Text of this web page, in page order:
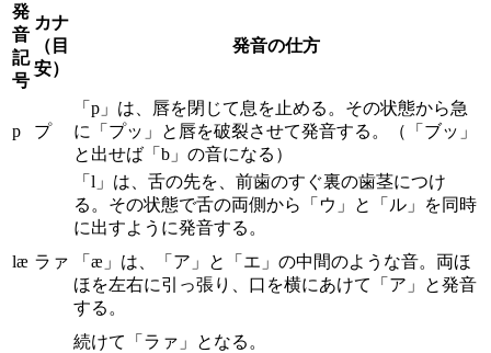
発
音
記
号
カナ
（目
安）
発音の仕方
p プ
「p」は、唇を閉じて息を止める。その状態から急
に「プッ」と唇を破裂させて発音する。（「ブッ」
と出せば「b」の音になる）
læ ラァ
「l」は、舌の先を、前歯のすぐ裏の歯茎につけ
る。その状態で舌の両側から「ウ」と「ル」を同時
に出すように発音する。
「æ」は、「ア」と「エ」の中間のような音。両ほ
ほを左右に引っ張り、口を横にあけて「ア」と発音
する。
続けて「ラァ」となる。